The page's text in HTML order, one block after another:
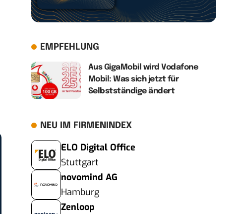
EMPFEHLUNG
Aus GigaMobil wird Vodafone
Mobil: Was sich jetzt für
Selbstständige ändert
NEU IM FIRMENINDEX
ELO Digital Office
Stuttgart
novomind AG
Hamburg
Zenloop